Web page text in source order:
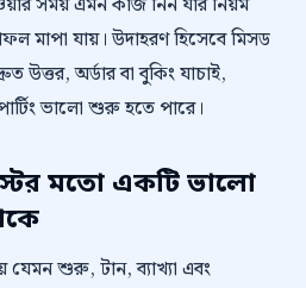
মাপা যায়। উদাহরণ হিসেবে মিসড
উত্তর, অর্ডার বা বুকিং যাচাই,
ভালো শুরু হতে পারে।
মতো একটি ভালো
যেমন শুরু, টান, ব্যাখ্যা এবং